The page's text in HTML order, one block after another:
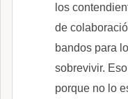
los
de
bandos para
sobrevivir.
porque no lo